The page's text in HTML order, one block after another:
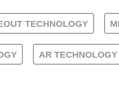
TECHNOLOGY
AR TECHNOLOGY